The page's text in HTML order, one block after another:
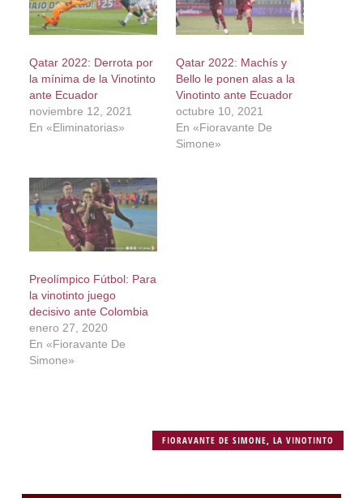
Qatar 2022: Derrota por
la mínima de la Vinotinto
ante Ecuador
noviembre 12, 2021
En «Eliminatorias»
Qatar 2022: Machís y
Bello le ponen alas a la
Vinotinto ante Ecuador
octubre 10, 2021
En «Fioravante De
Simone»
Preolímpico Fútbol: Para
la vinotinto juego
decisivo ante Colombia
enero 27, 2020
En «Fioravante De
Simone»
FIORAVANTE DE SIMONE ,LA VINOTINTO